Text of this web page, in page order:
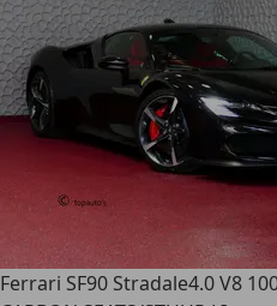
Ferrari SF90 Stradale4.0 V8